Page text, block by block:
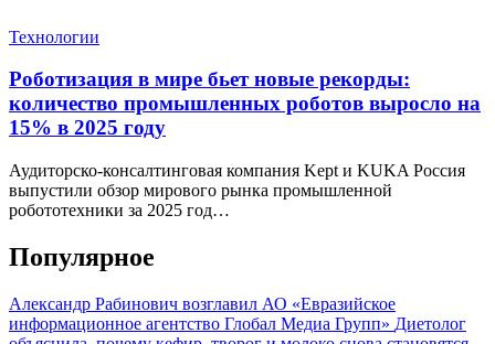
Технологии
Роботизация в мире бьет новые рекорды:
количество промышленных роботов выросло на
15% в 2025 году
Аудиторско-консалтинговая компания Kept и KUKA Россия
выпустили обзор мирового рынка промышленной
робототехники за 2025 год…
Популярное
Александр Рабинович возглавил АО «Евразийское
информационное агентство Глобал Медиа Групп» Диетолог